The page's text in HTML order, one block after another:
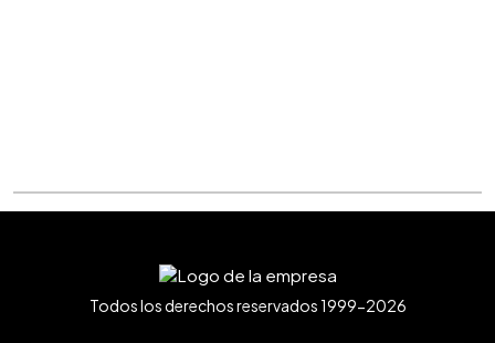
Todos los derechos reservados 1999-2026